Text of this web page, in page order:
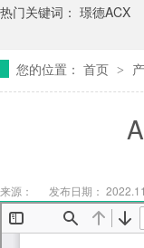
热门关键词： 璟德ACX
您的位置： 首页 >
来源： 发布日期：